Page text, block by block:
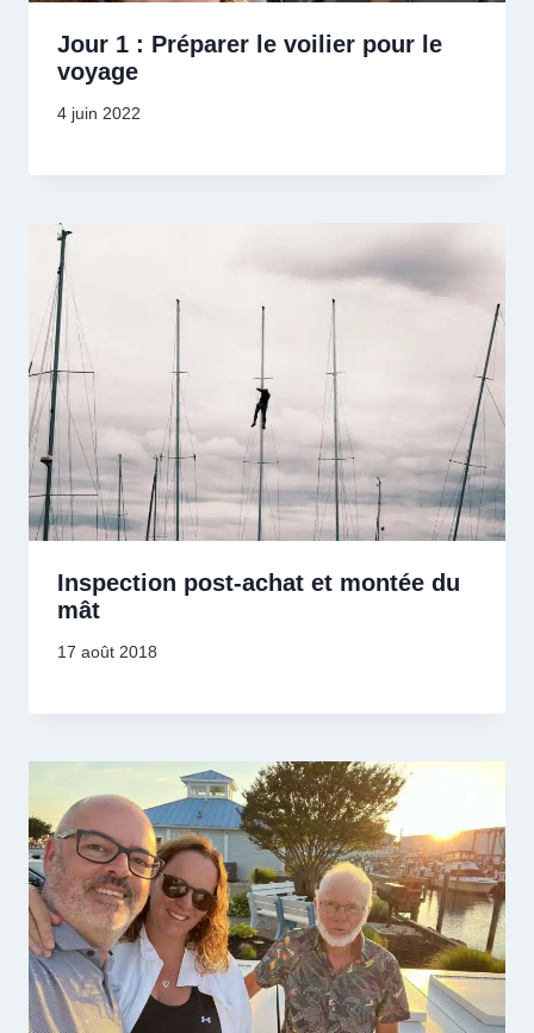
Jour 1 : Préparer le voilier pour le
voyage
4 juin 2022
Inspection post-achat et montée du
mât
17 août 2018